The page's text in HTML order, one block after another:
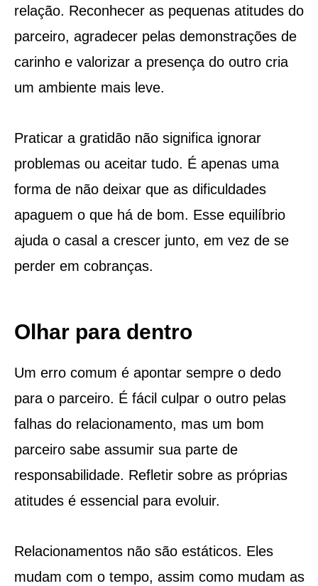
relação. Reconhecer as pequenas atitudes do
parceiro, agradecer pelas demonstrações de
carinho e valorizar a presença do outro cria
um ambiente mais leve.
Praticar a gratidão não significa ignorar
problemas ou aceitar tudo. É apenas uma
forma de não deixar que as dificuldades
apaguem o que há de bom. Esse equilíbrio
ajuda o casal a crescer junto, em vez de se
perder em cobranças.
Olhar para dentro
Um erro comum é apontar sempre o dedo
para o parceiro. É fácil culpar o outro pelas
falhas do relacionamento, mas um bom
parceiro sabe assumir sua parte de
responsabilidade. Refletir sobre as próprias
atitudes é essencial para evoluir.
Relacionamentos não são estáticos. Eles
mudam com o tempo, assim como mudam as